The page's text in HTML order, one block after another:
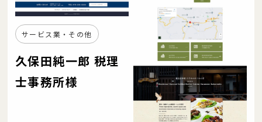
サービス業・その他
久保田純一郎 税理
士事務所様